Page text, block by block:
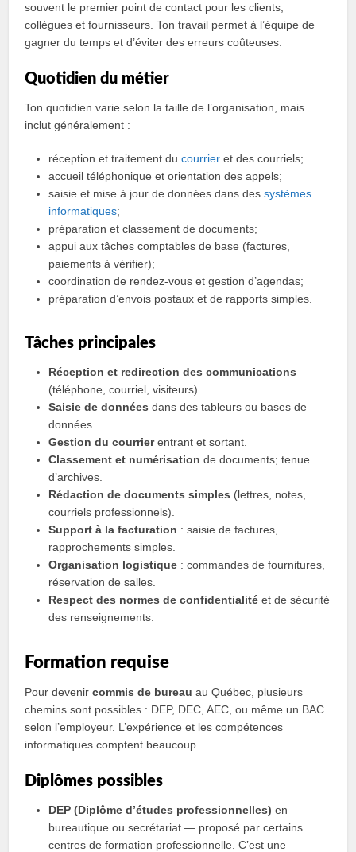
souvent le premier point de contact pour les clients,
collègues et fournisseurs. Ton travail permet à l’équipe de
gagner du temps et d’éviter des erreurs coûteuses.
Quotidien du métier
Ton quotidien varie selon la taille de l’organisation, mais
inclut généralement :
réception et traitement ducourrier et des courriels;
accueil téléphonique et orientation des appels;
saisie et mise à jour de données dans dessystèmes
informatiques;
préparation et classement de documents;
appui aux tâches comptables de base (factures,
paiements à vérifier);
coordination de rendez‑vous et gestion d’agendas;
préparation d’envois postaux et de rapports simples.
Tâches principales
Réception et redirection des communications
(téléphone, courriel, visiteurs).
Saisie de données dans des tableurs ou bases de
données.
Gestion du courrierentrant et sortant.
Classement et numérisation de documents; tenue
d’archives.
Rédaction de documents simples (lettres, notes,
courriels professionnels).
Support à la facturation : saisie de factures,
rapprochements simples.
Organisation logistique : commandes de fournitures,
réservation de salles.
Respect des normes de confidentialité et de sécurité
des renseignements.
Formation requise
Pour devenircommis de bureau au Québec, plusieurs
chemins sont possibles : DEP, DEC, AEC, ou même un BAC
selon l’employeur. L’expérience et les compétences
informatiques comptent beaucoup.
Diplômes possibles
DEP (Diplôme d’études professionnelles) en
bureautique ou secrétariat — proposé par certains
centres de formation professionnelle. C’est une